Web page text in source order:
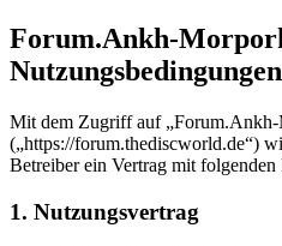
Forum.Ankh-
Nutzungsbedingungen
Mit dem Zugriff auf „Forum.Ankh-
(„https://forum.thediscworld.de“)
Betreiber ein Vertrag mit folgenden
1. Nutzungsvertrag